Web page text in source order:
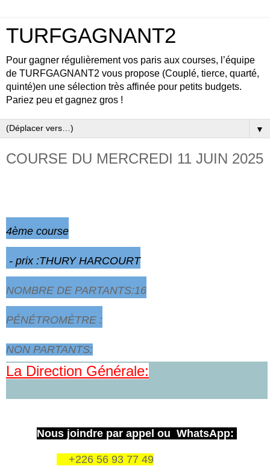
TURFGAGNANT2
Pour gagner régulièrement vos paris aux courses, l’équipe
de TURFGAGNANT2 vous propose (Couplé, tierce, quarté,
quinté)en une sélection très affinée pour petits budgets.
Pariez peu et gagnez gros !
▼
COURSE DU MERCREDI 11 JUIN 2025
4ème course
- prix :THURY HARCOURT
NOMBRE DE PARTANTS:16
PÉNÉTROMÈTRE :
NON PARTANTS:
La Direction Générale:
Nous joindre par appel ou WhatsApp:
+226 56 93 77 49